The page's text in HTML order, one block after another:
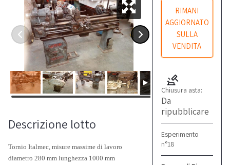
RIMANI
AGGIORNATO
SULLA
VENDITA
Chiusura asta:
Da
ripubblicare
Esperimento
n°18
Descrizione lotto
Tornio Italmec, misure massime di lavoro
diametro 280 mm lunghezza 1000 mm